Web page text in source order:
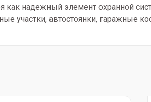
как надежный элемент охранной
участки, автостоянки, гаражные